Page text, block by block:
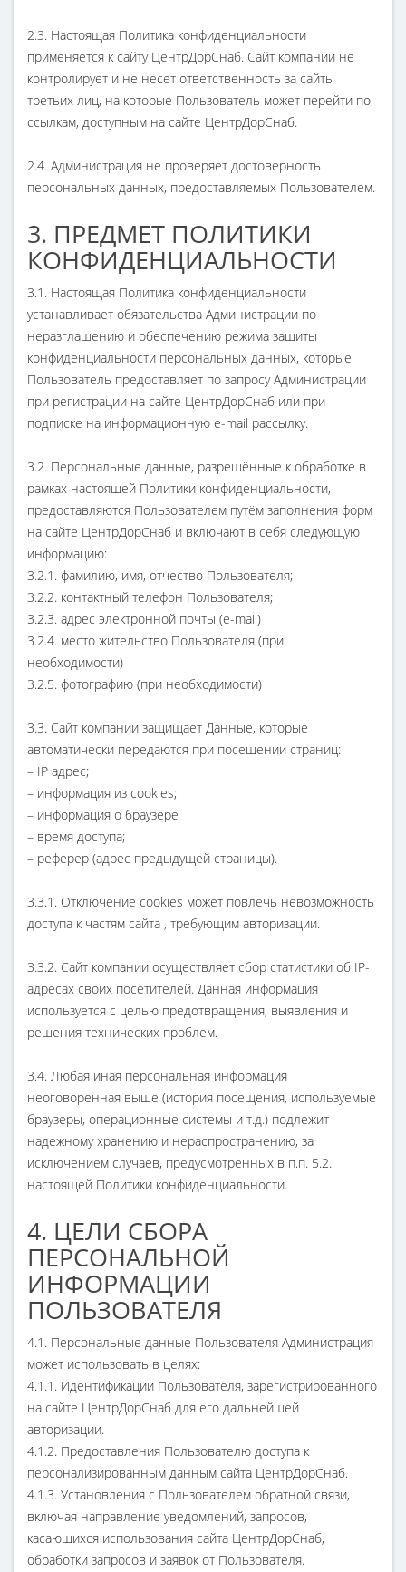
2.3. Настоящая Политика конфиденциальности
применяется к сайту ЦентрДорСнаб. Сайт компании не
контролирует и не несет ответственность за сайты
третьих лиц, на которые Пользователь может перейти по
ссылкам, доступным на сайте ЦентрДорСнаб.
2.4. Администрация не проверяет достоверность
персональных данных, предоставляемых Пользователем.
3. ПРЕДМЕТ ПОЛИТИКИ
КОНФИДЕНЦИАЛЬНОСТИ
3.1. Настоящая Политика конфиденциальности
устанавливает обязательства Администрации по
неразглашению и обеспечению режима защиты
конфиденциальности персональных данных, которые
Пользователь предоставляет по запросу Администрации
при регистрации на сайте ЦентрДорСнаб или при
подписке на информационную e-mail рассылку.
3.2. Персональные данные, разрешённые к обработке в
рамках настоящей Политики конфиденциальности,
предоставляются Пользователем путём заполнения форм
на сайте ЦентрДорСнаб и включают в себя следующую
информацию:
3.2.1. фамилию, имя, отчество Пользователя;
3.2.2. контактный телефон Пользователя;
3.2.3. адрес электронной почты (e-mail)
3.2.4. место жительство Пользователя (при
необходимости)
3.2.5. фотографию (при необходимости)
3.3. Сайт компании защищает Данные, которые
автоматически передаются при посещении страниц:
– IP адрес;
– информация из cookies;
– информация о браузере
– время доступа;
– реферер (адрес предыдущей страницы).
3.3.1. Отключение cookies может повлечь невозможность
доступа к частям сайта , требующим авторизации.
3.3.2. Сайт компании осуществляет сбор статистики об IP-
адресах своих посетителей. Данная информация
используется с целью предотвращения, выявления и
решения технических проблем.
3.4. Любая иная персональная информация
неоговоренная выше (история посещения, используемые
браузеры, операционные системы и т.д.) подлежит
надежному хранению и нераспространению, за
исключением случаев, предусмотренных в п.п. 5.2.
настоящей Политики конфиденциальности.
4. ЦЕЛИ СБОРА
ПЕРСОНАЛЬНОЙ
ИНФОРМАЦИИ
ПОЛЬЗОВАТЕЛЯ
4.1. Персональные данные Пользователя Администрация
может использовать в целях:
4.1.1. Идентификации Пользователя, зарегистрированного
на сайте ЦентрДорСнаб для его дальнейшей
авторизации.
4.1.2. Предоставления Пользователю доступа к
персонализированным данным сайта ЦентрДорСнаб.
4.1.3. Установления с Пользователем обратной связи,
включая направление уведомлений, запросов,
касающихся использования сайта ЦентрДорСнаб,
обработки запросов и заявок от Пользователя.